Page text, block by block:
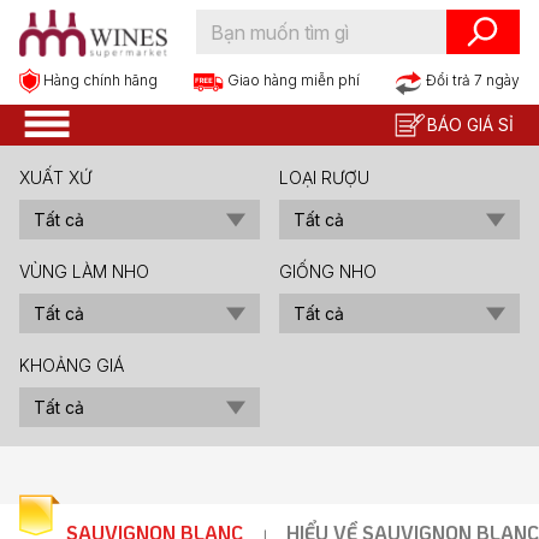
Hàng chính hãng Giao hàng miễn phí Đổi trả 7 ngày
BÁO GIÁ SỈ
XUẤT XỨ LOẠI RƯỢU
VÙNG LÀM NHO GIỐNG NHO
KHOẢNG GIÁ
SAUVIGNON BLANC HIỂU VỀ SAUVIGNON BLANC